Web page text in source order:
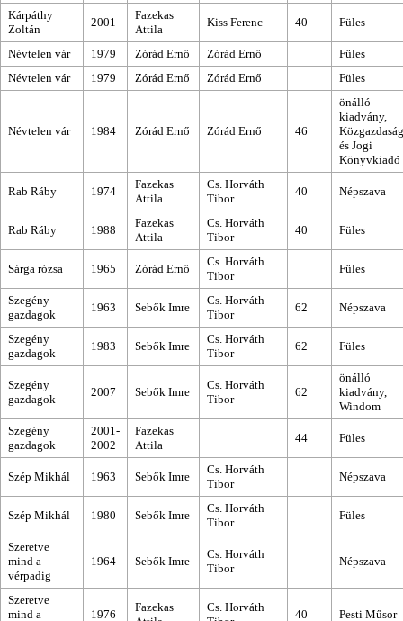
Kárpáthy
Zoltán
2001
Fazekas
Attila
Kiss Ferenc 40 Füles
Névtelen vár 1979 Zórád Ernő Zórád Ernő
Füles
Névtelen vár
1979 Zórád Ernő Zórád Ernő Füles
Névtelen vár 1984 Zórád Ernő Zórád Ernő 46
önálló
kiadvány,
és Jogi
Könyvkiadó
Rab Ráby 1974
Fazekas
Attila
Cs. Horváth
Tibor
40 Népszava
Rab Ráby 1988
Fazekas
Attila
Cs. Horváth
Tibor
40 Füles
Sárga rózsa 1965 Zórád Ernő
Cs. Horváth
Tibor
Füles
Szegény
gazdagok
1963 Sebők Imre
Cs. Horváth
Tibor
62 Népszava
Szegény
gazdagok
1983 Sebők Imre
Cs. Horváth
Tibor
62 Füles
Szegény
gazdagok
2007 Sebők Imre
Cs. Horváth
Tibor
62
önálló
kiadvány,
Windom
Szegény
gazdagok
2001-
2002
Fazekas
Attila
44 Füles
Szép Mikhál 1963 Sebők Imre
Cs. Horváth
Tibor
Népszava
Szép Mikhál 1980 Sebők Imre
Cs. Horváth
Tibor
Füles
Szeretve
mind a
vérpadig
1964 Sebők Imre
Cs. Horváth
Tibor
Népszava
Szeretve
mind a
1976
Fazekas
Cs. Horváth
40 Pesti Műsor